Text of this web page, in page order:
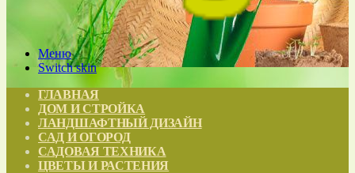
Меню
Switch skin
ГЛАВНАЯ
ДОМ И СТРОЙКА
ЛАНДШАФТНЫЙ ДИЗАЙН
САД И ОГОРОД
САДОВАЯ ТЕХНИКА
ЦВЕТЫ И РАСТЕНИЯ